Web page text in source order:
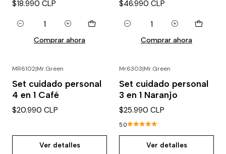
$18.990 CLP
Cantidad
Comprar ahora
$46.990 CLP
Cantidad
Comprar ahora
MR6102|Mr.Green
Set cuidado personal
4 en 1 Café
$20.990 CLP
Ver detalles
Mr6303|Mr.Green
Set cuidado personal
3 en 1 Naranjo
$25.990 CLP
5.0
Ver detalles